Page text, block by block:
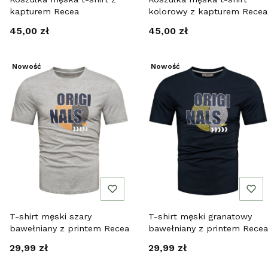
kapturem Recea
Cena
45,00 zł
kolorowy z kapturem Recea
Cena
45,00 zł
Nowość
T-shirt męski szary
bawełniany z printem Recea
Cena
29,99 zł
Nowość
T-shirt męski granatowy
bawełniany z printem Recea
Cena
29,99 zł